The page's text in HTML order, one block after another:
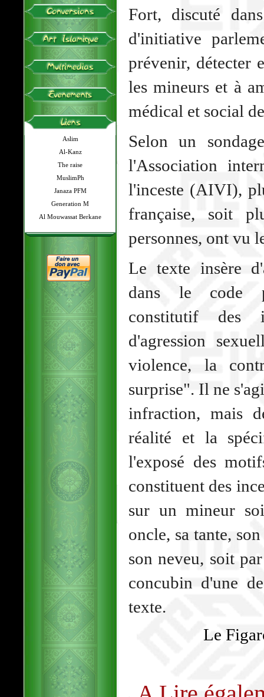
Aslim
Al-Kanz
The raise
MuslimPh
Janaza PFM
Generation M
Al Mouwassat Berkane
Fort, discuté
d'initiative
prévenir, détecter
les mineurs et à
médical et social
Selon un
l'Association
l'inceste (AIVI),
française, soit
personnes, ont vu
Le texte insère
dans le code
constitutif
d'agression
violence, la
surprise". Il ne
infraction, mais
réalité et la
l'exposé des
constituent des
sur un mineur
oncle, sa tante,
son neveu, soit
concubin d'une
texte.
Le